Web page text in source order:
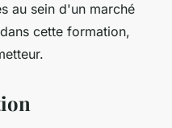
au sein d'un marché
cette formation,